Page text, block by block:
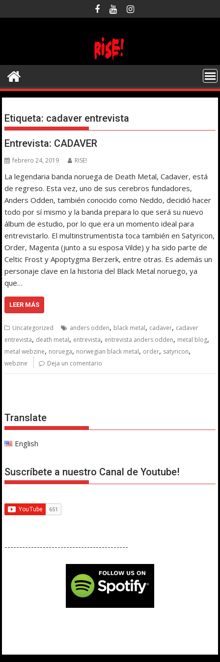
al
Etiqueta: cadaver entrevista
Entrevista: CADAVER
febrero 24, 2019 RISE!
La legendaria banda noruega de Death Metal, Cadaver, está
de regreso. Esta vez, uno de sus cerebros fundadores,
Anders Odden, también conocido como Neddo, decidió hacer
todo por sí mismo y la banda prepara lo que será su nuevo
álbum de estudio, por lo que era un momento ideal para
entrevistarlo. El multinstrumentista toca también en Satyricon,
Order, Magenta (junto a su esposa Vilde) y ha sido parte de
Celtic Frost y Apoptygma Berzerk, entre otras. Es además un
personaje clave en la historia del Black Metal noruego, ya
que…
LEER MÁS
Uncategorized anders odden, black metal, cadaver, cadaver
entrevista, death metal, entrevista, entrevista anders odden, metal blog,
metal webzine, noruega, norwegian black metal, order, satyricon,
webzine Deja un comentario
Translate
English
Suscríbete a nuestro Canal de Youtube!
------------------------------------------